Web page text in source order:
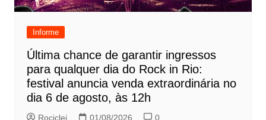
Informe
Última chance de garantir ingressos
para qualquer dia do Rock in Rio:
festival anuncia venda extraordinária no
dia 6 de agosto, às 12h
Rociclei 01/08/2026 0